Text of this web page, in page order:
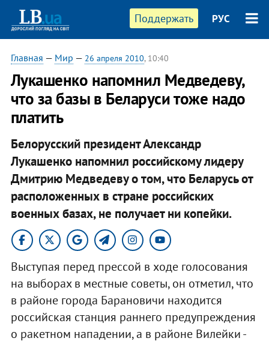
Поддержать РУС
Главная — Мир — 26 апреля 2010, 10:40
Лукашенко напомнил Медведеву,
что за базы в Беларуси тоже надо
платить
Белорусский президент Александр
Лукашенко напомнил российскому лидеру
Дмитрию Медведеву о том, что Беларусь от
расположенных в стране российских
военных базах, не получает ни копейки.
Выступая перед прессой в ходе голосования
на выборах в местные советы, он отметил, что
в районе города Барановичи находится
российская станция раннего предупреждения
о ракетном нападении, а в районе Вилейки -